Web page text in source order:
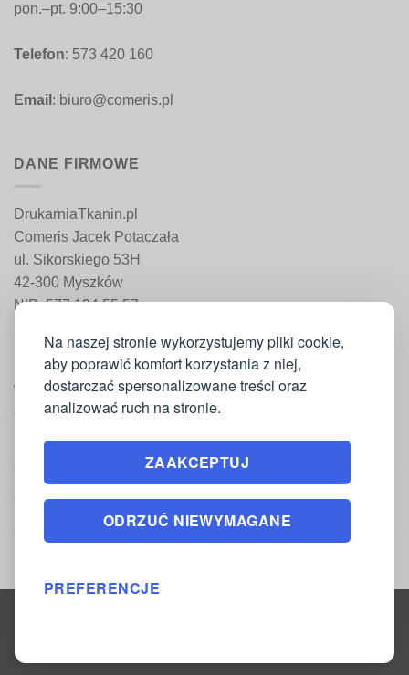
Na naszej stronie wykorzystujemy pliki cookie,
aby poprawić komfort korzystania z niej,
dostarczać spersonalizowane treści oraz
analizować ruch na stronie.
ZAAKCEPTUJ
ODRZUĆ NIEWYMAGANE
PREFERENCJE
pon.–pt. 9:00–15:30
Telefon: 573 420 160
Email : biuro@comeris.pl
DANE FIRMOWE
DrukarniaTkanin.pl
Comeris Jacek Potaczała
ul. Sikorskiego 53H
42-300 Myszków
NIP: 577 194 55 57
WAŻNE INFORMACJE
Moje konto
Regulamin
Polityka zwrotów